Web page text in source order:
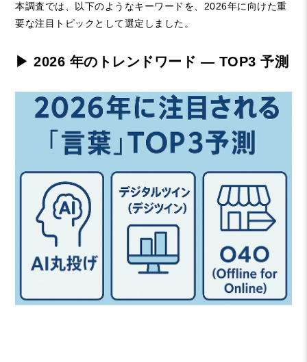
本調査では、以下のようなキーワードを、2026年に向けた重
要な注目トピックとして選定しました。
▶ 2026 年のトレンドワード — TOP3 予測